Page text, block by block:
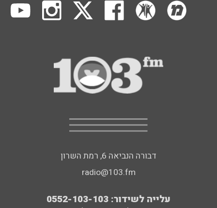
דבורה הנביאה 6, רמת השרון
radio@103.fm
עלייה לשידור: 0552-103-103